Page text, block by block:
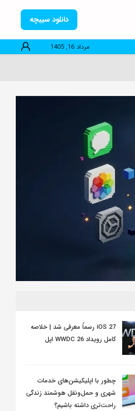
دانلود سیبچه
مرداد 16, 1405
iOS 27 رسماً معرفی شد | خلاصه
کامل رویداد WWDC 26 اپل
چطور با اپلیکیشن‌های خدمات
شهری و حمل‌ونقل هوشمند زندگی
راحت‌تری داشته باشیم؟